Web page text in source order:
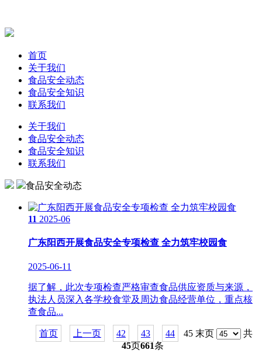
首页
关于我们
食品安全动态
食品安全知识
联系我们
关于我们
食品安全动态
食品安全知识
联系我们
食品安全动态
11 2025-06
广东阳西开展食品安全专项检查 全力筑牢校园食
2025-06-11
据了解，此次专项检查严格审查食品供应资质与来源，
执法人员深入各学校食堂及周边食品经营单位，重点核
查食品...
首页 上一页 42 43 44 45 末页
共
45页661条